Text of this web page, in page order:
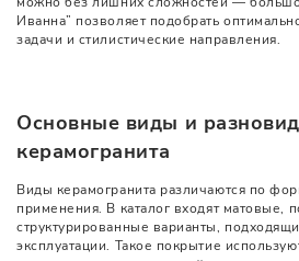
Иванна” позволяет подобрать
задачи и стилистические направления.
Основные виды и
керамогранита
Виды керамогранита различаются по
применения. В каталог входят матовые,
структурированные варианты,
эксплуатации. Такое покрытие